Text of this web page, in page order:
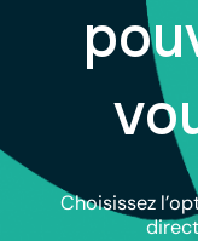
Choisissez